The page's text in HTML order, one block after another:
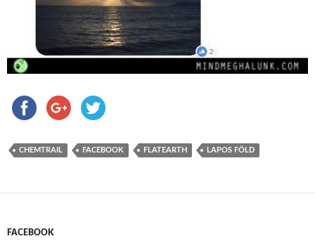
CHEMTRAIL FACEBOOK FLATEARTH LAPOS FÖLD
FACEBOOK